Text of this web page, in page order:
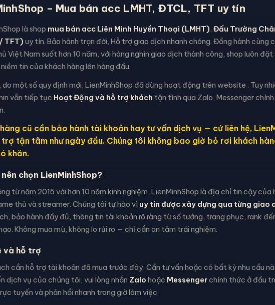
– Mua bán acc LMHT, ĐTCL, TFT uy tín
là shop mua bán acc Liên Minh Huyền Thoại (LMHT), Đấu Trường
TFT) uy tín. Bảo hành trọn đời, Hỗ trợ giao dịch nhanh chóng. Đồng hành cùng
Việt Nam suốt hơn 10 năm, với hàng nghìn giao dịch thành công, shop luôn đặt
tin của khách hàng lên hàng đầu.
do một số quy định mới, LienMinhShop đã dừng hoạt động trên website . Tuy
vẫn tiếp tục Hoạt Động và hỗ trợ khách tận tình qua Zalo, Messenger
cũ cần bảo hành tài khoản hay tư vấn dịch vụ — cứ liên hệ,
trợ tận tâm như ngày đầu. Chúng tôi không bao giờ bỏ rơi khách
khăn.
chọn LienMinhShop?
từ năm 2015 với hơn 10 năm kinh nghiệm, LienMinhShop là địa chỉ tin cậy của
thủ và streamer. Chúng tôi tự hào vì uy tín được xây dựng qua từng giao
bảo hành đầy đủ, thông tin tài khoản rõ ràng từ số tướng, trang phục, rank
Không mua mù, không lo rủi ro — chỉ cần an tâm trải nghiệm.
và hỗ trợ
cần hỗ trợ tài khoản đã mua trước đây, Cần tư vấn hoặc có bất kỳ nhu cầu
dịch vụ của chúng tôi, vui lòng nhắn Zalo hoặc Messengerchính thức ở đầu
tuyến và phản hồi nhanh trong giờ làm việc.